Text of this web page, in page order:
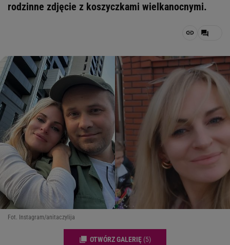
rodzinne zdjęcie z koszyczkami wielkanocnymi.
Fot. Instagram/anitaczylija
OTWÓRZ GALERIĘ (5)